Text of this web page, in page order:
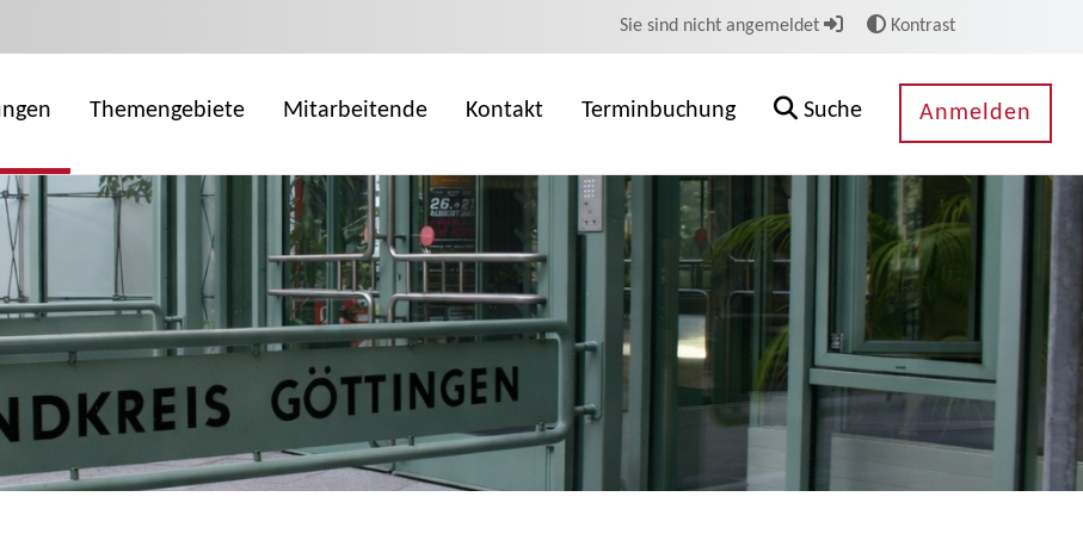
Sie sind nicht angemeldet Kontrast
Themengebiete Mitarbeitende Kontakt Terminbuchung Suche Anmelden